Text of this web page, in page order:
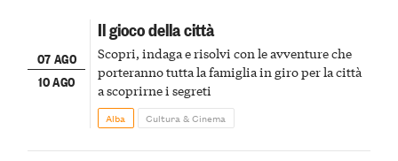
07 AGO
10 AGO
Il gioco della città
Scopri, indaga e risolvi con le avventure che
porteranno tutta la famiglia in giro per la città
a scoprirne i segreti
Alba Cultura & Cinema